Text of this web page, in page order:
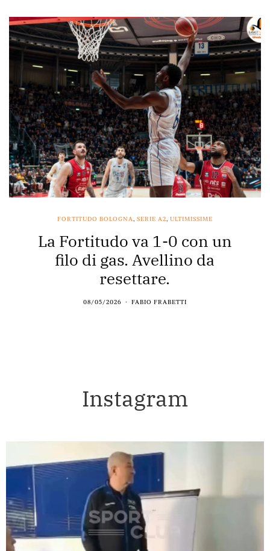
FORTITUDO BOLOGNA, SERIE A2, ULTIMISSIME
La Fortitudo va 1-0 con un
filo di gas. Avellino da
resettare.
08/05/2026 FABIO FRABETTI
Instagram